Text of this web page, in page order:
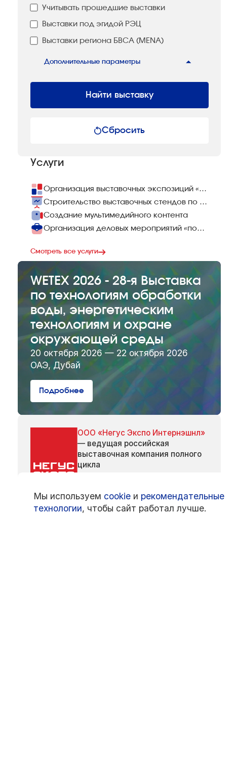
Учитывать прошедшие выставки
Выставки под эгидой РЭЦ
Выставки региона БВСА (MENA)
Дополнительные параметры
Найти выставку
Сбросить
Услуги
Организация выставочных экспозиций «под ключ»
Строительство выставочных стендов по всему миру
Создание мультимедийного контента
Организация деловых мероприятий «под ключ»
Смотреть все услуги
WETEX 2026 - 28-я Выставка
по технологиям обработки
воды, энергетическим
технологиям и охране
окружающей среды
20 октября 2026 — 22 октября 2026
ОАЭ, Дубай
Подробнее
ООО «Негус Экспо Интернэшнл»
— ведущая российская
выставочная компания полного
цикла
Мы используем cookie и рекомендательные
технологии, чтобы сайт работал лучше.